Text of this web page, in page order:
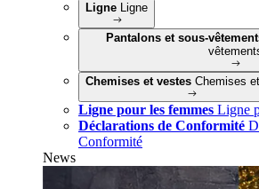
Ligne Ligne
Pantalons et sous-
Chemises et vestes Chemises
Ligne pour les femmes Ligne
Déclarations de Conformité
Conformité
News